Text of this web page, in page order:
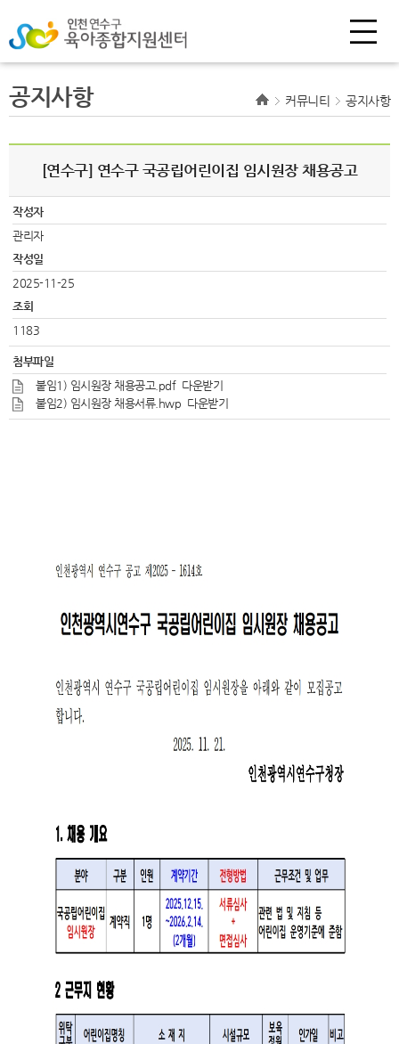
공지사항 커뮤니티 공지사항
[연수구] 연수구 국공립어린이집 임시원장 채용공고
작성자
관리자
작성일
2025-11-25
조회
1183
첨부파일
붙임1) 임시원장 채용공고.pdf 다운받기
붙임2) 임시원장 채용서류.hwp 다운받기